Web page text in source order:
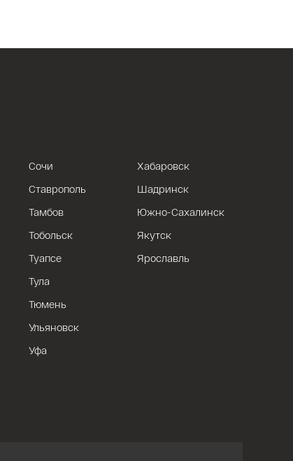
Сочи
Ставрополь
Тамбов
Тобольск
Туапсе
Тула
Тюмень
Ульяновск
Уфа
Хабаровск
Шадринск
Южно-Сахалинск
Якутск
Ярославль